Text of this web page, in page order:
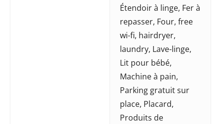
Étendoir à linge, Fer à
repasser, Four, free
wi-fi, hairdryer,
laundry, Lave-linge,
Lit pour bébé,
Machine à pain,
Parking gratuit sur
place, Placard,
Produits de